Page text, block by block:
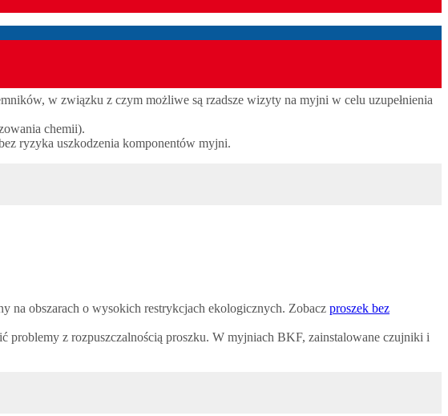
w związku z czym możliwe są rzadsze wizyty na myjni w celu uzupełnienia
chemii).
ryzyka uszkodzenia komponentów myjni.
na obszarach o wysokich restrykcjach ekologicznych. Zobacz proszek bez
z rozpuszczalnością proszku. W myjniach BKF, zainstalowane czujniki i